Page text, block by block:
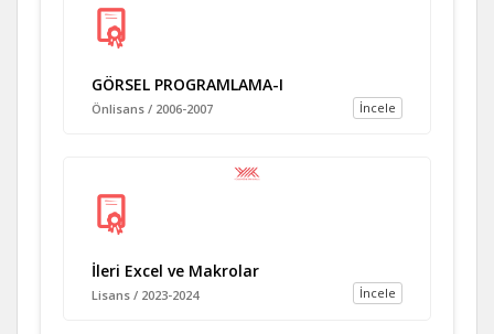
GÖRSEL PROGRAMLAMA-I
İncele
Önlisans / 2006-2007
İleri Excel ve Makrolar
İncele
Lisans / 2023-2024